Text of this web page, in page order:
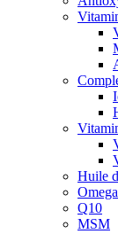
Huile
Q10
MSM